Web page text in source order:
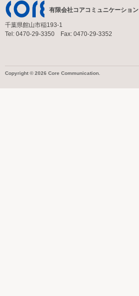
有限会社コアコミュニケーション
千葉県館山市稲193-1
Tel: 0470-29-3350 Fax: 0470-29-3352
Copyright © 2026 Core Communication.